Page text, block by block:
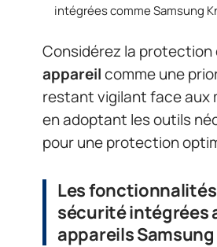
intégrées comme Samsung
Considérez la protection
appareilcomme une
restant vigilant face aux
en adoptant les outils
pour une protection
Les
sécurité intégrées
appareils Samsung